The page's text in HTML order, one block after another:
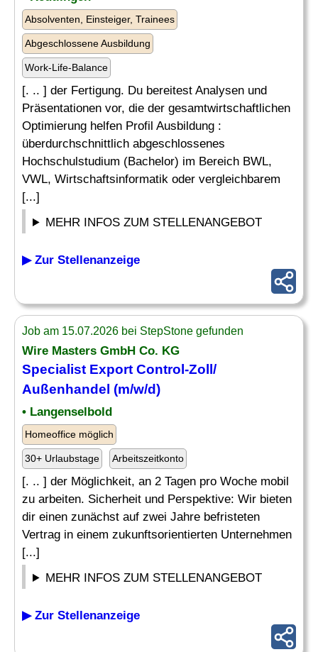
Absolventen, Einsteiger, Trainees
Abgeschlossene Ausbildung
Work-Life-Balance
[. .. ] der Fertigung. Du bereitest Analysen und
Präsentationen vor, die der gesamtwirtschaftlichen
Optimierung helfen Profil Ausbildung :
überdurchschnittlich abgeschlossenes
Hochschulstudium (Bachelor) im Bereich BWL,
VWL, Wirtschaftsinformatik oder vergleichbarem
[...]
MEHR INFOS ZUM STELLENANGEBOT
▶ Zur Stellenanzeige
Job am 15.07.2026 bei StepStone gefunden
Wire Masters GmbH Co. KG
Specialist Export Control-Zoll/
Außenhandel (m/w/d)
• Langenselbold
Homeoffice möglich
30+ Urlaubstage Arbeitszeitkonto
[. .. ] der Möglichkeit, an 2 Tagen pro Woche mobil
zu arbeiten. Sicherheit und Perspektive: Wir bieten
dir einen zunächst auf zwei Jahre befristeten
Vertrag in einem zukunftsorientierten Unternehmen
[...]
MEHR INFOS ZUM STELLENANGEBOT
▶ Zur Stellenanzeige